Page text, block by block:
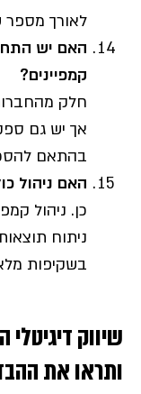
לאורך מספר
האם יש
קמפיינים?
אך יש גם
בהתאם
האם ניהול
כן. ניהול
ניתוח
בשקיפות
שיווק
ותראו את